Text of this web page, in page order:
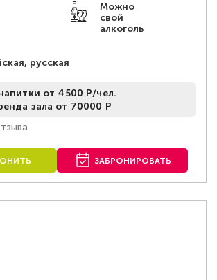
Можно
свой
алкоголь
русская
от 4500 Р/чел.
зала от 70000 Р
ЗАБРОНИРОВАТЬ